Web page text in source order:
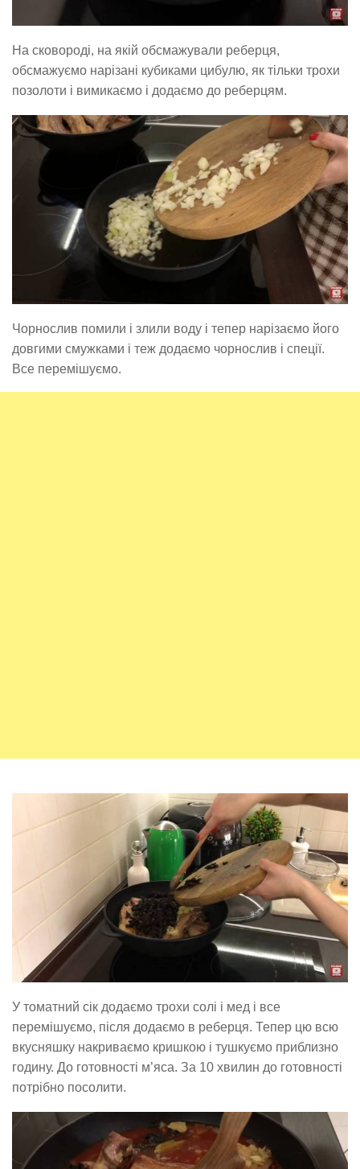
На сковороді, на якій обсмажували реберця,
обсмажуємо нарізані кубиками цибулю, як тільки трохи
позолоти і вимикаємо і додаємо до реберцям.
Чорнослив помили і злили воду і тепер нарізаємо його
довгими смужками і теж додаємо чорнослив і спеції.
Все перемішуємо.
У томатний сік додаємо трохи солі і мед і все
перемішуємо, після додаємо в реберця. Тепер цю всю
вкусняшку накриваємо кришкою і тушкуємо приблизно
годину. До готовності м’яса. За 10 хвилин до готовності
потрібно посолити.